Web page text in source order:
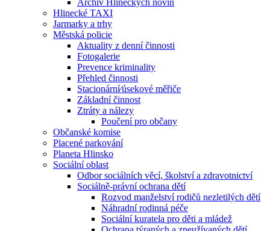
Archiv Hlineckých novin
Hlinecké TAXI
Jarmarky a trhy
Městská policie
Aktuality z denní činnosti
Fotogalerie
Prevence kriminality
Přehled činnosti
Stacionární⁄úsekové měřiče
Základní činnost
Ztráty a nálezy
Poučení pro občany
Občanské komise
Placené parkování
Planeta Hlinsko
Sociální oblast
Odbor sociálních věcí, školství a zdravotnictví
Sociálně-právní ochrana dětí
Rozvod manželství rodičů nezletilých dětí
Náhradní rodinná péče
Sociální kuratela pro děti a mládež